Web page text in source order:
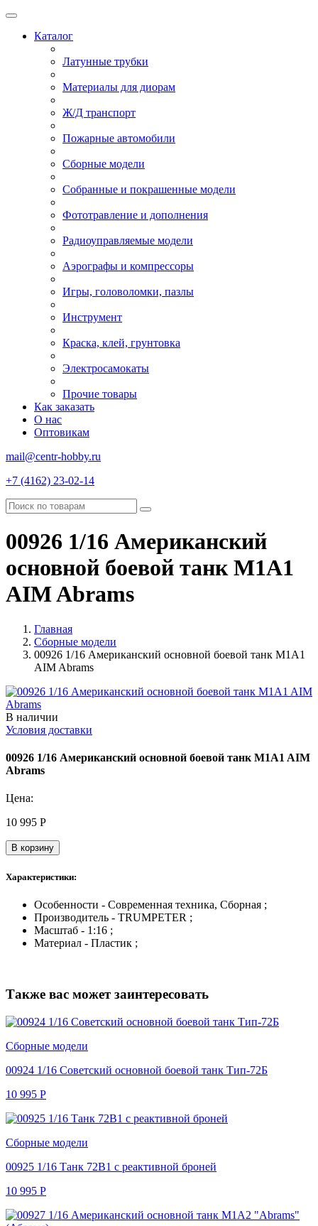
Каталог
Латунные трубки
Материалы для диорам
Ж/Д транспорт
Пожарные автомобили
Сборные модели
Собранные и покрашенные модели
Фототравление и дополнения
Радиоуправляемые модели
Аэрографы и компрессоры
Игры, головоломки, пазлы
Инструмент
Краска, клей, грунтовка
Электросамокаты
Прочие товары
Как заказать
О нас
Оптовикам
mail@centr-hobby.ru
+7 (4162) 23-02-14
00926 1/16 Американский
основной боевой танк M1A1
AIM Abrams
Главная
Сборные модели
00926 1/16 Американский основной боевой танк M1A1
AIM Abrams
В наличии
Условия доставки
00926 1/16 Американский основной боевой танк M1A1 AIM
Abrams
Цена:
10 995 Р
В корзину
Характеристики:
Особенности - Современная техника, Сборная ;
Производитель - TRUMPETER ;
Масштаб - 1:16 ;
Материал - Пластик ;
Также вас может заинтересовать
Сборные модели
00924 1/16 Советский основной боевой танк Тип-72Б
10 995 Р
Сборные модели
00925 1/16 Танк 72B1 с реактивной броней
10 995 Р